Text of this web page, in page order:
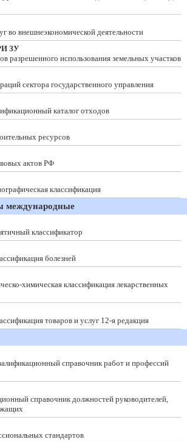
во внешнеэкономической деятельности
ЗУ
разрешенного использования земельных участков
сектора государственного управления
каталог отходов
ресурсов
актов РФ
классификация
международные
классификатор
болезней
химическая классификация лекарственных
товаров и услуг 12-я редакция
справочник работ и профессий
справочник должностей руководителей,
стандартов